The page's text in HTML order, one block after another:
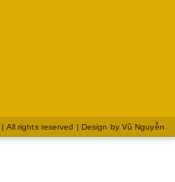
| All rights reserved | Design by Vũ Nguyễn